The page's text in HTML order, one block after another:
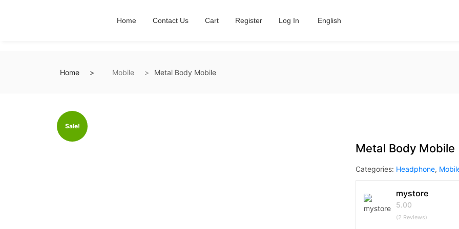
Home Contact Us Cart Register Log In English
Home Mobile Metal Body Mobile
Sale!
Metal Body Mobile
Categories: Headphone,
mystore
5.00
(2 Reviews)